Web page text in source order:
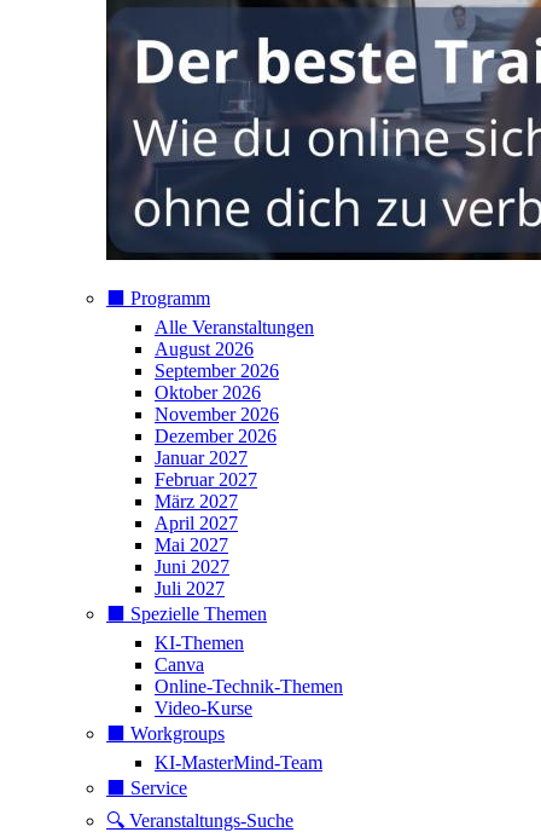
⬛️ Programm
Alle Veranstaltungen
August 2026
September 2026
Oktober 2026
November 2026
Dezember 2026
Januar 2027
Februar 2027
März 2027
April 2027
Mai 2027
Juni 2027
Juli 2027
⬛️ Spezielle Themen
KI-Themen
Canva
Online-Technik-Themen
Video-Kurse
⬛️ Workgroups
KI-MasterMind-Team
⬛️ Service
🔍 Veranstaltungs-Suche